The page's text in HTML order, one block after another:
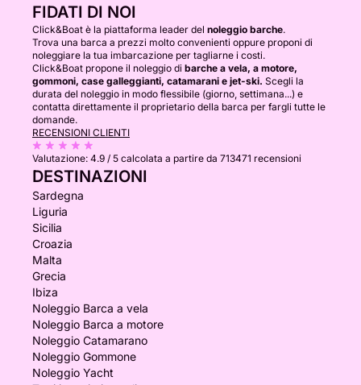
FIDATI DI NOI
Click&Boat è la piattaforma leader del noleggio barche.
Trova una barca a prezzi molto convenienti oppure proponi di
noleggiare la tua imbarcazione per tagliarne i costi.
Click&Boat propone il noleggio di barche a vela, a motore,
gommoni, case galleggianti, catamarani e jet-ski. Scegli la
durata del noleggio in modo flessibile (giorno, settimana...) e
contatta direttamente il proprietario della barca per fargli tutte le
domande.
RECENSIONI CLIENTI
Valutazione: 4.9 / 5 calcolata a partire da 713471 recensioni
DESTINAZIONI
Sardegna
Liguria
Sicilia
Croazia
Malta
Grecia
Ibiza
Noleggio Barca a vela
Noleggio Barca a motore
Noleggio Catamarano
Noleggio Gommone
Noleggio Yacht